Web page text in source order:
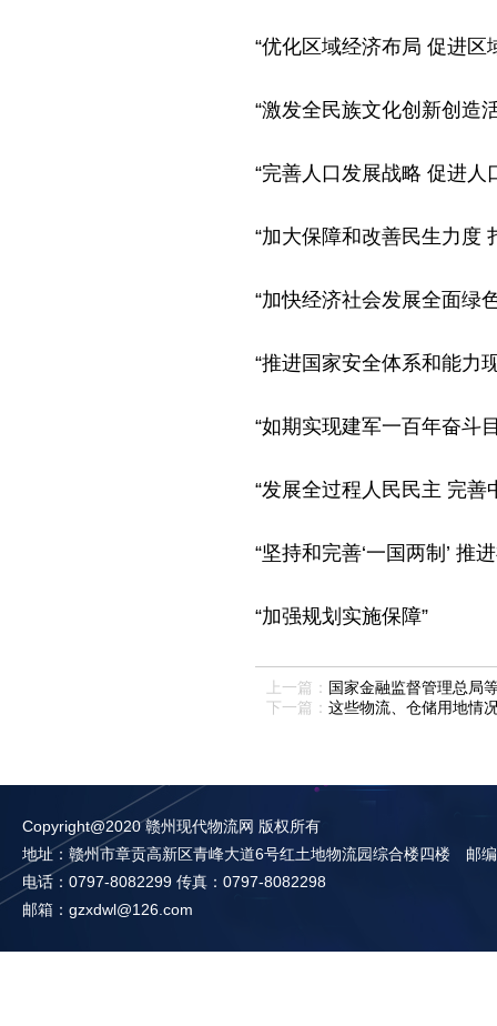
“优化区域经济布局 促进区
“激发全民族文化创新创造
“完善人口发展战略 促进人
“加大保障和改善民生力度
“加快经济社会发展全面绿
“推进国家安全体系和能力
“如期实现建军一百年奋斗
“发展全过程人民民主 完善
“坚持和完善‘一国两制’ 推
“加强规划实施保障”
上一篇： 国家金融监督管理总局
下一篇： 这些物流、仓储用地情
Copyright@2020 赣州现代物流网 版权所有
地址：赣州市章贡高新区青峰大道6号红土地物流园综合楼四楼 邮
电话：0797-8082299 传真：0797-8082298
邮箱：gzxdwl@126.com